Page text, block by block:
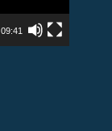
09:41